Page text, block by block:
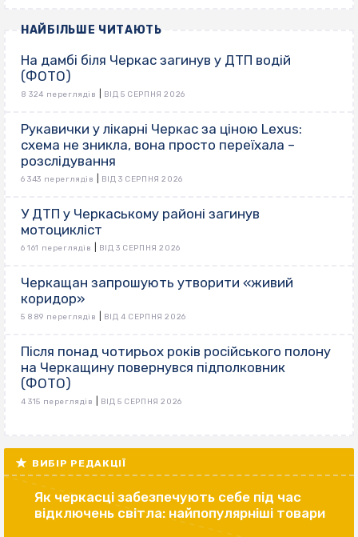
НАЙБІЛЬШЕ ЧИТАЮТЬ
На дамбі біля Черкас загинув у ДТП водій
(ФОТО)
8 324 переглядів ВІД 5 СЕРПНЯ 2026
Рукавички у лікарні Черкас за ціною Lexus:
схема не зникла, вона просто переїхала –
розслідування
6 343 переглядів ВІД 3 СЕРПНЯ 2026
У ДТП у Черкаському районі загинув
мотоцикліст
6 161 переглядів ВІД 3 СЕРПНЯ 2026
Черкащан запрошують утворити «живий
коридор»
5 889 переглядів ВІД 4 СЕРПНЯ 2026
Після понад чотирьох років російського полону
на Черкащину повернувся підполковник
(ФОТО)
4 315 переглядів ВІД 5 СЕРПНЯ 2026
ВИБІР РЕДАКЦІЇ
Як черкасці забезпечують себе під час
відключень світла: найпопулярніші товари